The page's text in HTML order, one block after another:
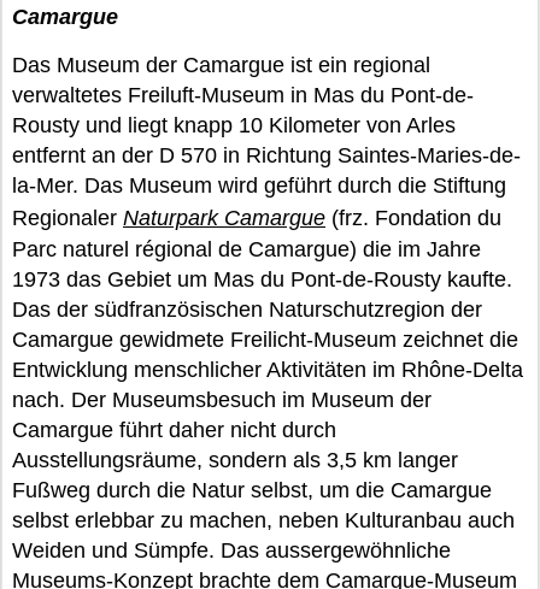
Camargue
Das Museum der Camargue ist ein regional
verwaltetes Freiluft-Museum in Mas du Pont-de-
Rousty und liegt knapp 10 Kilometer von Arles
entfernt an der D 570 in Richtung Saintes-Maries-de-
la-Mer. Das Museum wird geführt durch die Stiftung
Regionaler Naturpark Camargue (frz. Fondation du
Parc naturel régional de Camargue) die im Jahre
1973 das Gebiet um Mas du Pont-de-Rousty kaufte.
Das der südfranzösischen Naturschutzregion der
Camargue gewidmete Freilicht-Museum zeichnet die
Entwicklung menschlicher Aktivitäten im Rhône-Delta
nach. Der Museumsbesuch im Museum der
Camargue führt daher nicht durch
Ausstellungsräume, sondern als 3,5 km langer
Fußweg durch die Natur selbst, um die Camargue
selbst erlebbar zu machen, neben Kulturanbau auch
Weiden und Sümpfe. Das aussergewöhnliche
Museums-Konzept brachte dem Camargue-Museum